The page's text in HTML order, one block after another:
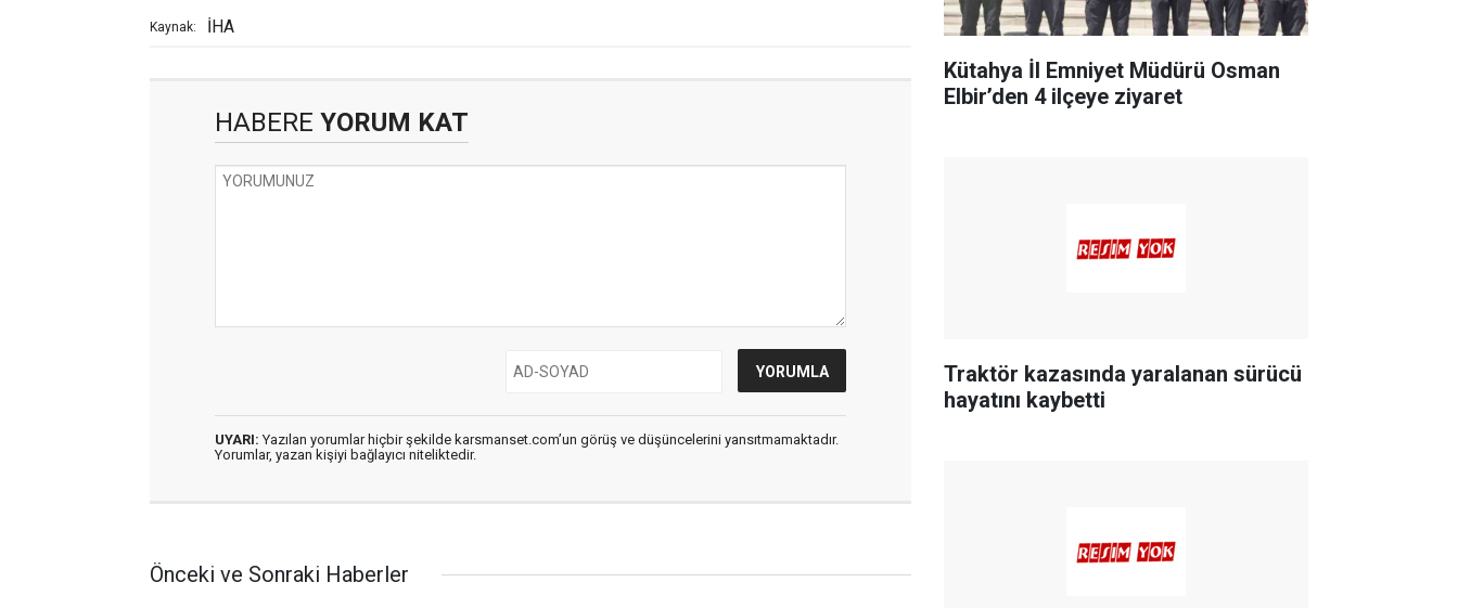
Kaynak: İHA
HABERE YORUM KAT
UYARI: Yazılan yorumlar hiçbir şekilde karsmanset.com’un görüş ve düşüncelerini yansıtmamaktadır.
Yorumlar, yazan kişiyi bağlayıcı niteliktedir.
Önceki ve Sonraki Haberler
Kütahya İl Emniyet Müdürü Osman
Elbir’den 4 ilçeye ziyaret
Traktör kazasında yaralanan sürücü
hayatını kaybetti